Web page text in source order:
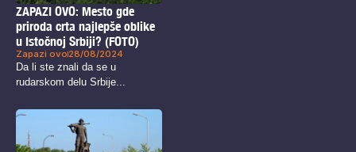
ZAPAZI OVO: Mesto gde
priroda crta najlepše oblike
u Istočnoj Srbiji? (FOTO)
Zapazi ovo 28/08/2024
Da li ste znali da se u
rudarskom delu Srbije...